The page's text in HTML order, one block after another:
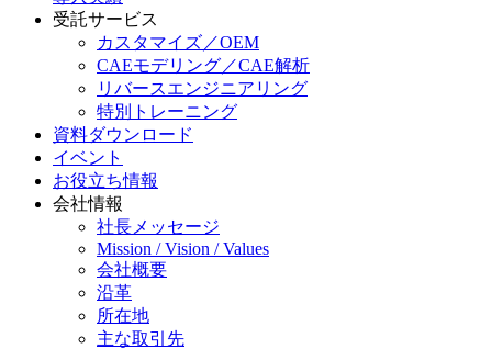
受託サービス
カスタマイズ／OEM
CAEモデリング／CAE解析
リバースエンジニアリング
特別トレーニング
資料ダウンロード
イベント
お役立ち情報
会社情報
社長メッセージ
Mission / Vision / Values
会社概要
沿革
所在地
主な取引先